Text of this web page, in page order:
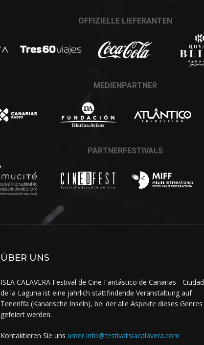
OFFIZIELLE LIEFERANTEN
MEDIENPARTNER
PARTNERFESTIVALS
ÜBER UNS
ISLA CALAVERA Festival de Cine Fantástico de Canarias - Ciudad
de la Laguna ist eine jährlich stattfindende Veranstaltung auf
Teneriffa (Kanarische Inseln), bei der alle Aspekte dieses Genres
gefeiert werden.
Kontaktieren Sie uns unter info@festivalislacalavera.com